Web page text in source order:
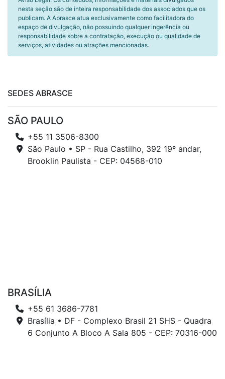
nesta seção são de inteira responsabilidade dos associados que os
publicam. A Abrasce atua exclusivamente como facilitadora do
espaço de divulgação, não possuindo qualquer ingerência ou
responsabilidade sobre a contratação, execução ou qualidade de
serviços, atividades ou atrações mencionadas.
SEDES ABRASCE
SÃO PAULO
+55 11 3506-8300
São Paulo • SP - Rua Castilho, 392 19º andar,
Brooklin Paulista - CEP: 04568-010
BRASÍLIA
+55 61 3686-7781
Brasília • DF - Complexo Brasil 21 SHS - Quadra
6 Conjunto A Bloco A Sala 805 - CEP: 70316-000